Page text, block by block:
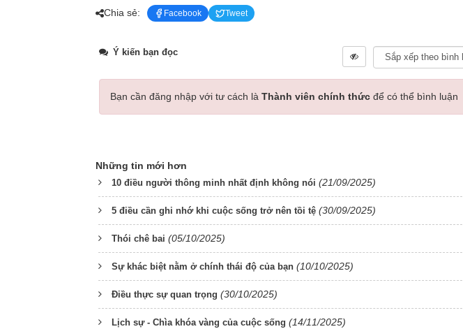
Chia sẻ: Facebook Tweet
Ý kiến bạn đọc
Bạn cần đăng nhập với tư cách là Thành viên chính thức để có thể bình luận
Những tin mới hơn
10 điều người thông minh nhất định không nói (21/09/2025)
5 điều cần ghi nhớ khi cuộc sống trở nên tồi tệ (30/09/2025)
Thói chê bai (05/10/2025)
Sự khác biệt nằm ở chính thái độ của bạn (10/10/2025)
Điều thực sự quan trọng (30/10/2025)
Lịch sự - Chìa khóa vàng của cuộc sống (14/11/2025)